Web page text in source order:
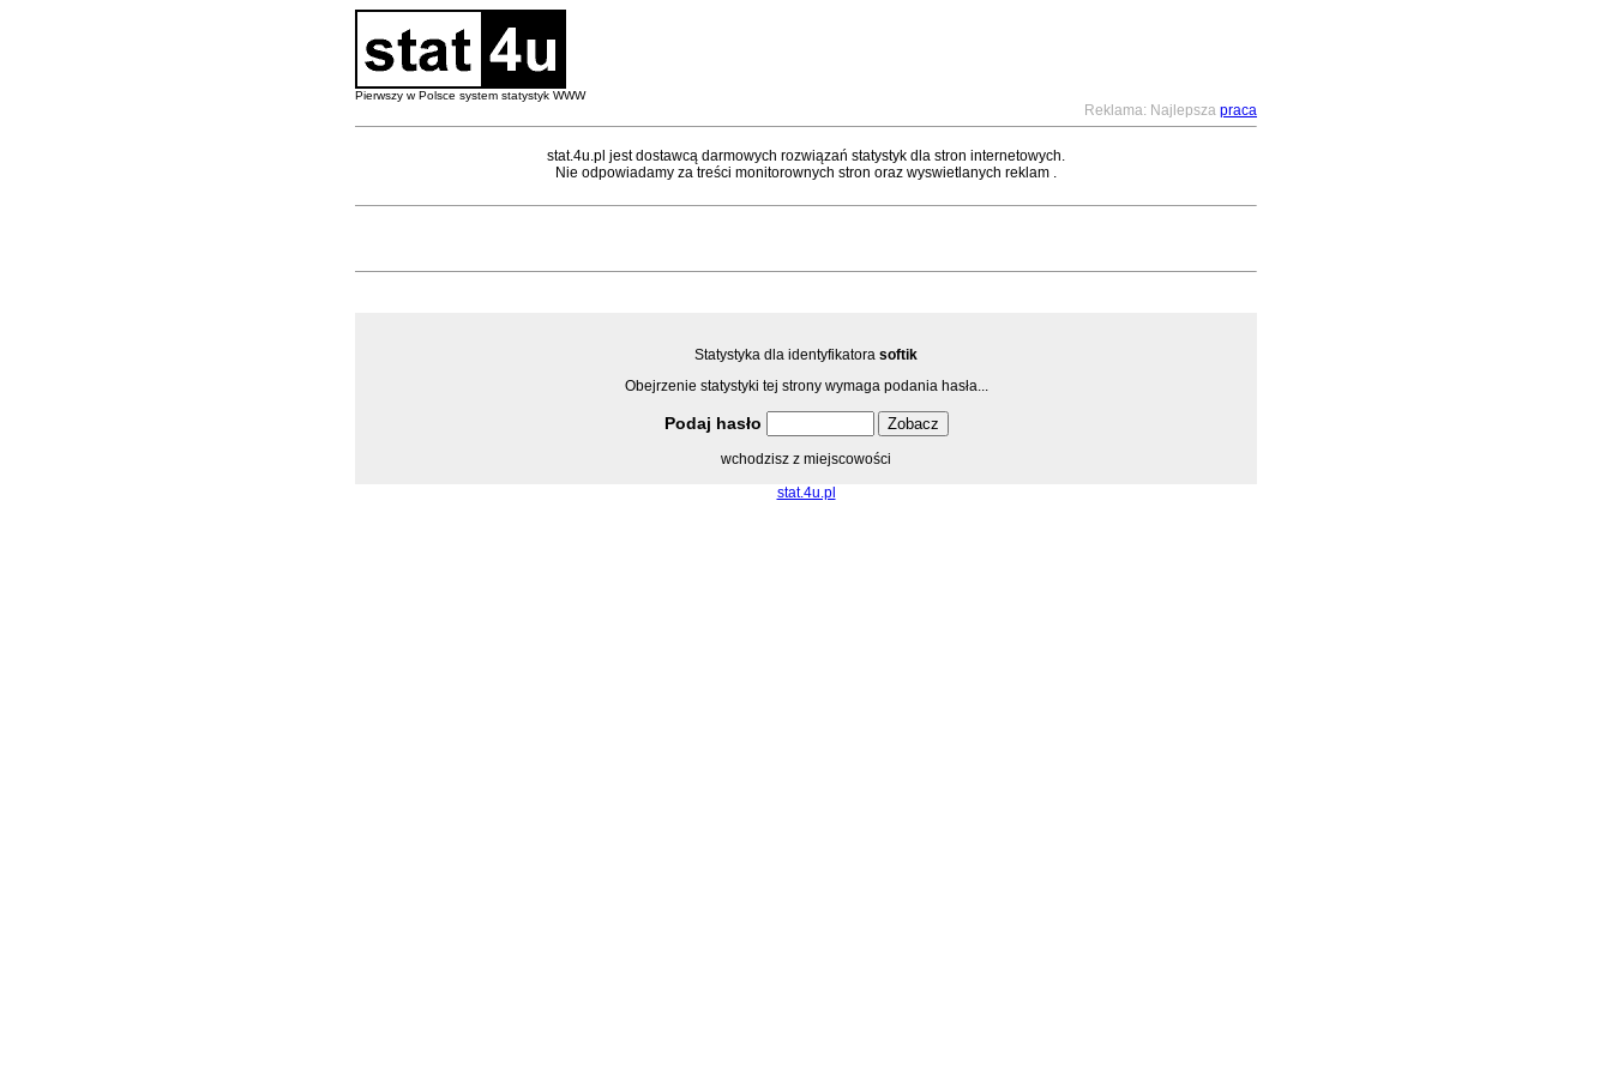
Pierwszy w Polsce system statystyk WWW
Reklama: Najlepsza praca
stat.4u.pl jest dostawcą darmowych rozwiązań statystyk dla stron internetowych.
Nie odpowiadamy za treści monitorownych stron oraz wyswietlanych reklam .
Statystyka dla identyfikatora softik
Obejrzenie statystyki tej strony wymaga podania hasła...
Podaj hasło
wchodzisz z miejscowości
stat.4u.pl